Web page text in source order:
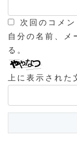
次回のコメ
自分の名前、メ
る。
上に表示された